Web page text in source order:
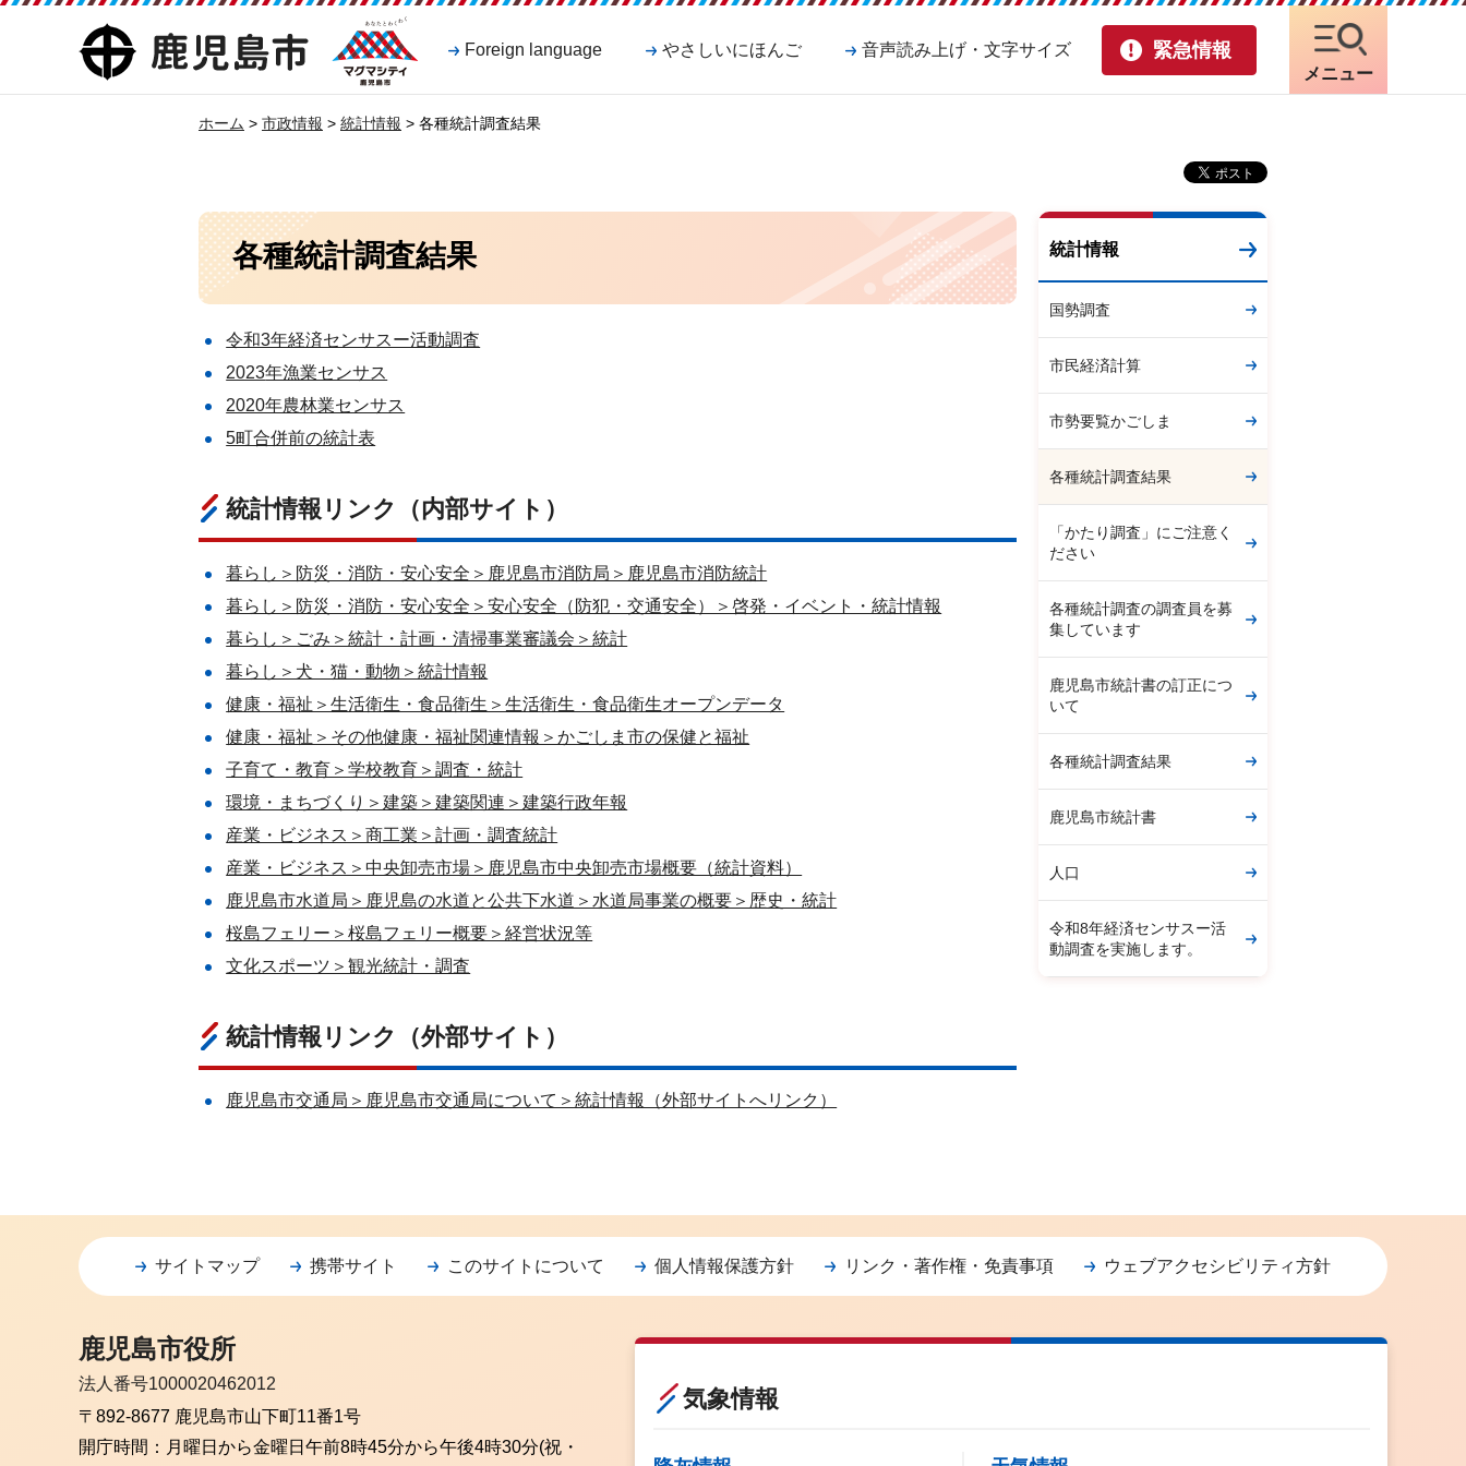
鹿児島市
マグマシティ
鹿児島市
Foreign language やさしいにほんご 音声読み上げ・文字サイズ 緊急情報
メニュー
ホーム > 市政情報 > 統計情報 > 各種統計調査結果
各種統計調査結果
令和3年経済センサスー活動調査
2023年漁業センサス
2020年農林業センサス
5町合併前の統計表
統計情報リンク（内部サイト）
暮らし＞防災・消防・安心安全＞鹿児島市消防局＞鹿児島市消防統計
暮らし＞防災・消防・安心安全＞安心安全（防犯・交通安全）＞啓発・イベント・統計情報
暮らし＞ごみ＞統計・計画・清掃事業審議会＞統計
暮らし＞犬・猫・動物＞統計情報
健康・福祉＞生活衛生・食品衛生＞生活衛生・食品衛生オープンデータ
健康・福祉＞その他健康・福祉関連情報＞かごしま市の保健と福祉
子育て・教育＞学校教育＞調査・統計
環境・まちづくり＞建築＞建築関連＞建築行政年報
産業・ビジネス＞商工業＞計画・調査統計
産業・ビジネス＞中央卸売市場＞鹿児島市中央卸売市場概要（統計資料）
鹿児島市水道局＞鹿児島の水道と公共下水道＞水道局事業の概要＞歴史・統計
桜島フェリー＞桜島フェリー概要＞経営状況等
文化スポーツ＞観光統計・調査
統計情報リンク（外部サイト）
鹿児島市交通局＞鹿児島市交通局について＞統計情報（外部サイトへリンク）
統計情報
国勢調査
市民経済計算
市勢要覧かごしま
各種統計調査結果
「かたり調査」にご注意く
ださい
各種統計調査の調査員を募
集しています
鹿児島市統計書の訂正につ
いて
各種統計調査結果
鹿児島市統計書
人口
令和8年経済センサスー活
動調査を実施します。
サイトマップ 携帯サイト このサイトについて 個人情報保護方針 リンク・著作権・免責事項 ウェブアクセシビリティ方針
鹿児島市役所
法人番号1000020462012
〒892-8677 鹿児島市山下町11番1号
開庁時間： 月曜日から金曜日 午前8時45分から午後4時30分(祝・
気象情報